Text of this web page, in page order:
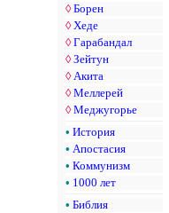
◊ Борен
◊ Хеде
◊ Гарабандал
◊ Зейтун
◊ Акита
◊ Меллерей
◊ Меджугорье
• История
• Апостасия
• Коммунизм
• 1000 лет
• Библия